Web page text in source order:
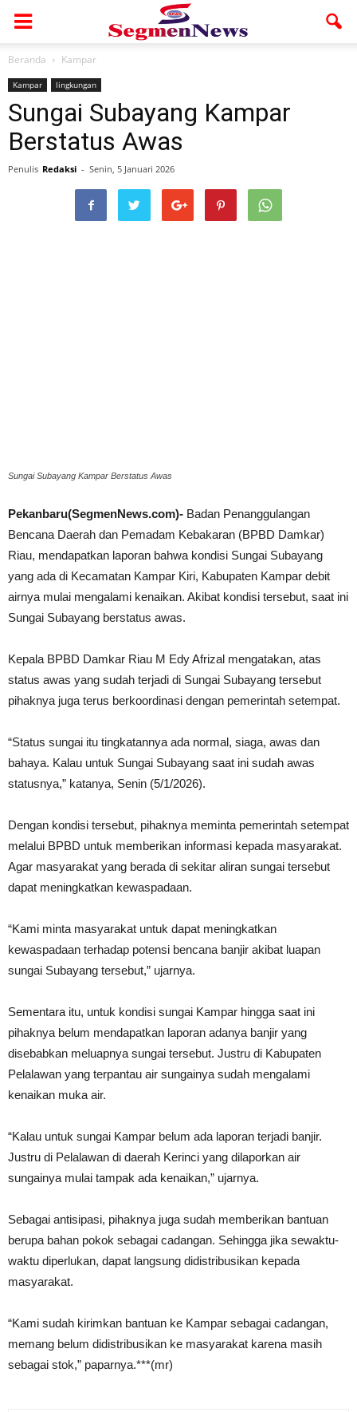
Beranda Kampar
Kampar lingkungan
Sungai Subayang Kampar
Berstatus Awas
Penulis Redaksi - Senin, 5 Januari 2026
Sungai Subayang Kampar Berstatus Awas
Pekanbaru(SegmenNews.com)- Badan Penanggulangan
Bencana Daerah dan Pemadam Kebakaran (BPBD Damkar)
Riau, mendapatkan laporan bahwa kondisi Sungai Subayang
yang ada di Kecamatan Kampar Kiri, Kabupaten Kampar debit
airnya mulai mengalami kenaikan. Akibat kondisi tersebut, saat ini
Sungai Subayang berstatus awas.
Kepala BPBD Damkar Riau M Edy Afrizal mengatakan, atas
status awas yang sudah terjadi di Sungai Subayang tersebut
pihaknya juga terus berkoordinasi dengan pemerintah setempat.
“Status sungai itu tingkatannya ada normal, siaga, awas dan
bahaya. Kalau untuk Sungai Subayang saat ini sudah awas
statusnya,” katanya, Senin (5/1/2026).
Dengan kondisi tersebut, pihaknya meminta pemerintah setempat
melalui BPBD untuk memberikan informasi kepada masyarakat.
Agar masyarakat yang berada di sekitar aliran sungai tersebut
dapat meningkatkan kewaspadaan.
“Kami minta masyarakat untuk dapat meningkatkan
kewaspadaan terhadap potensi bencana banjir akibat luapan
sungai Subayang tersebut,” ujarnya.
Sementara itu, untuk kondisi sungai Kampar hingga saat ini
pihaknya belum mendapatkan laporan adanya banjir yang
disebabkan meluapnya sungai tersebut. Justru di Kabupaten
Pelalawan yang terpantau air sungainya sudah mengalami
kenaikan muka air.
“Kalau untuk sungai Kampar belum ada laporan terjadi banjir.
Justru di Pelalawan di daerah Kerinci yang dilaporkan air
sungainya mulai tampak ada kenaikan,” ujarnya.
Sebagai antisipasi, pihaknya juga sudah memberikan bantuan
berupa bahan pokok sebagai cadangan. Sehingga jika sewaktu-
waktu diperlukan, dapat langsung didistribusikan kepada
masyarakat.
“Kami sudah kirimkan bantuan ke Kampar sebagai cadangan,
memang belum didistribusikan ke masyarakat karena masih
sebagai stok,” paparnya.***(mr)